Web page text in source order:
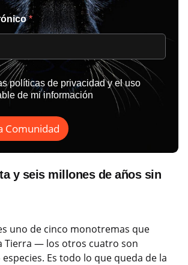
*
políticas de privacidady el uso
de mi información
Comunidad
y seis millones de años sin
uno de cinco monotremas que
Tierra — los otros cuatro son
Es todo lo que queda de la